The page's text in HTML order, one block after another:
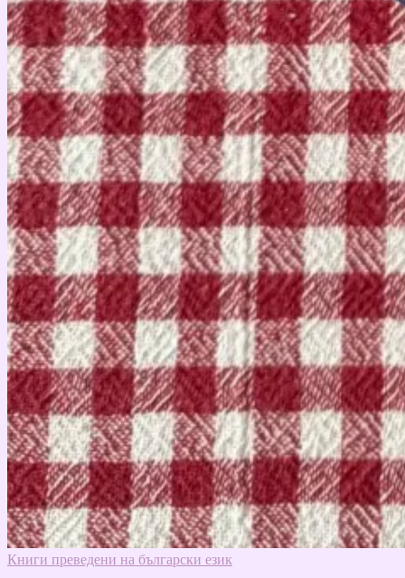
Книги преведени на български език